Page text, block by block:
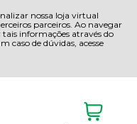
nossa loja virtual
parceiros. Ao navegar
informações através do
caso de dúvidas, acesse